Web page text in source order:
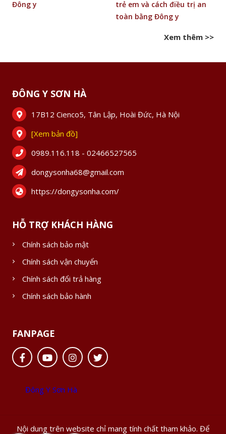
trẻ em và cách điều trị an
trị tận gốc cho bệnh nhân
lác mắt
Xem thêm >>
ĐÔNG Y SƠN HÀ
17B12 Cienco5, Tân Lập, Hoài Đức, Hà Nội
[Xem bản đồ]
0989.116.118 - 02466527565
dongysonha68@gmail.com
https://dongysonha.com/
HỖ TRỢ KHÁCH HÀNG
Chính sách bảo mật
Chính sách vận chuyển
Chính sách đổi trả hàng
Chính sách bảo hành
FANPAGE
Đông Y Sơn Hà
Nội dung trên website chỉ mang tính chất tham khảo. Để